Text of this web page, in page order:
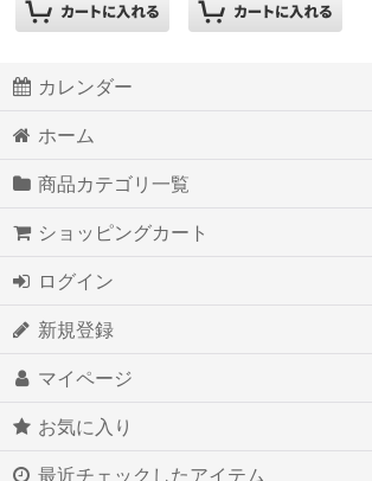
カレンダー
ホーム
商品カテゴリ一覧
ショッピングカート
ログイン
新規登録
マイページ
お気に入り
最近チェックしたアイテム